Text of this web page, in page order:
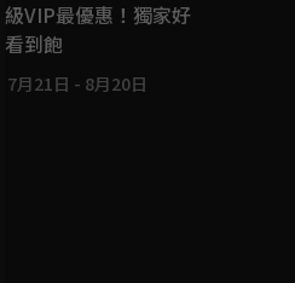
升級VIP最優惠！獨家好
戲看到飽
7月21日 - 8月20日